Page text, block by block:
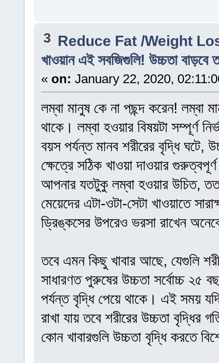
3 Reduce Fat /Weight
খাওয়ান এই সবজিগুলি! উচ্চতা বাড়বে
« on: January 22, 2020,
লম্বা মানুষ কে না পছন্দ করেন! লম্বা
থাকে। লম্বা হওয়ার বিষয়টা সম্পূর্ণ
বয়স পর্যন্ত মানব শরীরের বৃদ্ধি ঘটে,
ক্ষেত্রে সঠিক খাওয়া দাওয়ার
আপনার যতটুকু লম্বা হওয়ার উচিত,
মেয়েদের এটা-ওটা-সেটা খাওয়াতে
ড্রিঙ্কসের উপরেও ভরসা রাখেন
তবে এমন কিছু খাবার আছে, যেগুলি
সাধারণত পুরুষের উচ্চতা সর্বোচ্চ ২৫
পর্যন্ত বৃদ্ধি পেয়ে থাকে। এই সময়
রাখা যায় তবে শরীরের উচ্চতা বৃদ্ধির
কোন খাবারগুলি উচ্চতা বৃদ্ধি করতে